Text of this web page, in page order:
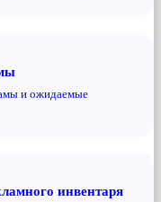
и ожидаемые
инвентаря